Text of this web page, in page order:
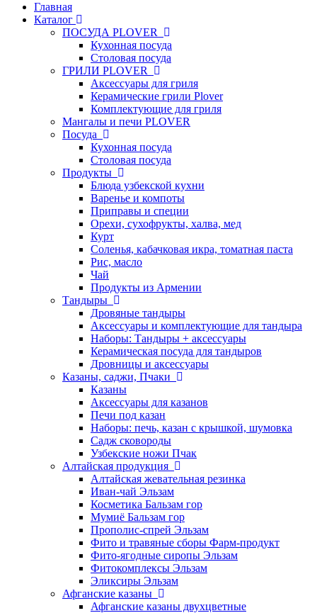
Главная
Каталог
ПОСУДА PLOVER
Кухонная посуда
Столовая посуда
ГРИЛИ PLOVER
Аксессуары для гриля
Керамические грили Plover
Комплектующие для гриля
Мангалы и печи PLOVER
Посуда
Кухонная посуда
Столовая посуда
Продукты
Блюда узбекской кухни
Варенье и компоты
Приправы и специи
Орехи, сухофрукты, халва, мед
Курт
Соленья, кабачковая икра, томатная паста
Рис, масло
Чай
Продукты из Армении
Тандыры
Дровяные тандыры
Аксессуары и комплектующие для тандыра
Наборы: Тандыры + аксессуары
Керамическая посуда для тандыров
Дровницы и аксессуары
Казаны, саджи, Пчаки
Казаны
Аксессуары для казанов
Печи под казан
Наборы: печь, казан с крышкой, шумовка
Садж сковороды
Узбекские ножи Пчак
Алтайская продукция
Алтайская жевательная резинка
Иван-чай Эльзам
Косметика Бальзам гор
Мумиё Бальзам гор
Прополис-спрей Эльзам
Фито и травяные сборы Фарм-продукт
Фито-ягодные сиропы Эльзам
Фитокомплексы Эльзам
Эликсиры Эльзам
Афганские казаны
Афганские казаны двухцветные